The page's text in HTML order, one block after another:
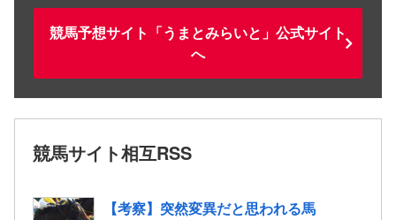
競馬予想サイト「うまとみらいと」公式サイト
へ
競馬サイト相互RSS
【考察】突然変異だと思われる馬